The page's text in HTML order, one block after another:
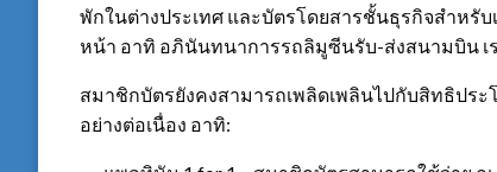
พักในต่างประเทศ และบัตรโดยสารชั้นธุรกิจสำหรั
หน้า อาทิ อภินันทนาการรถลิมูซีนรับ-ส่งสนามบิน เ
สมาชิกบัตรยังคงสามารถเพลิดเพลินไปกับสิทธิปร
อย่างต่อเนื่อง อาทิ: